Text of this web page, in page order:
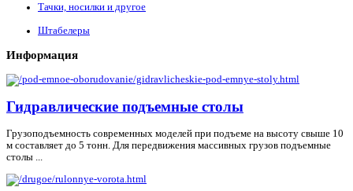
Тачки, носилки и другое
Штабелеры
Информация
Гидравлические подъемные столы
Грузоподъемность современных моделей при подъеме на высоту свыше 10
м составляет до 5 тонн. Для передвижения массивных грузов подъемные
столы ...